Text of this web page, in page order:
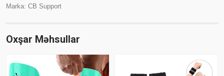
Marka: CB Support
Oxşar Məhsullar